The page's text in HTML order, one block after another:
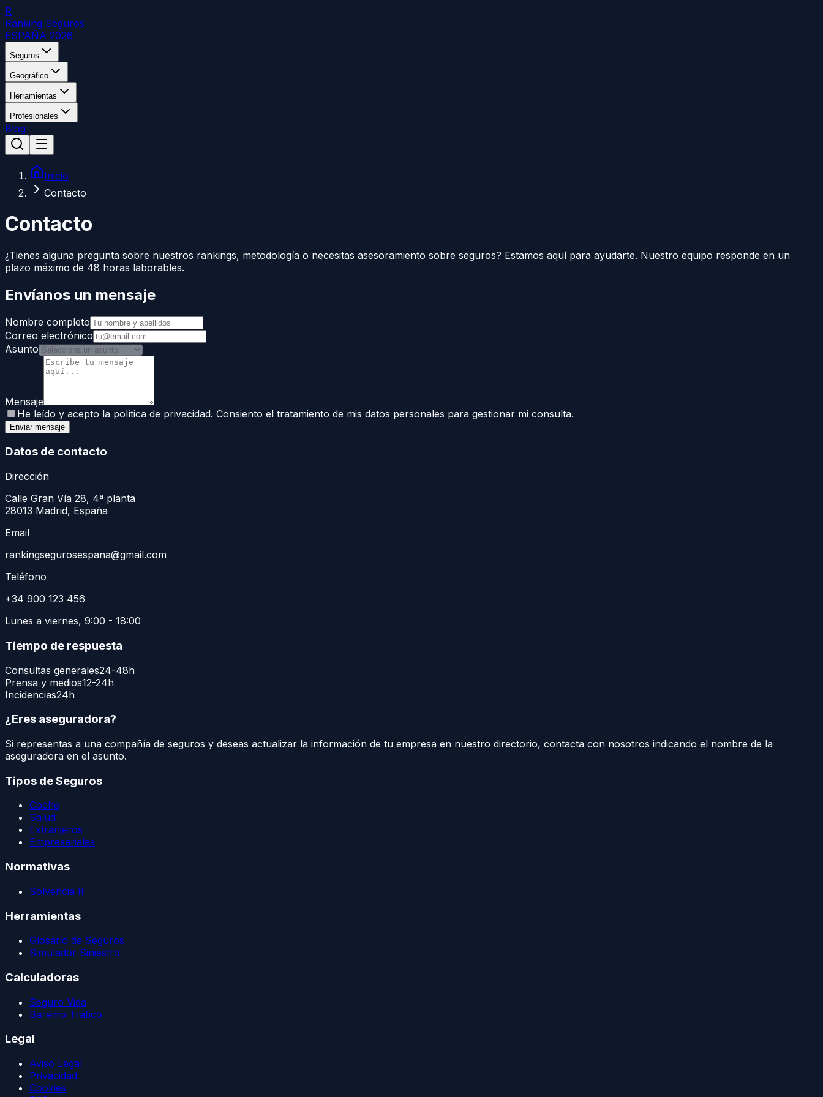
R
Ranking Seguros
ESPAÑA 2026
Seguros
Geográfico
Herramientas
Profesionales
Blog
Inicio
Contacto
Contacto
¿Tienes alguna pregunta sobre nuestros rankings, metodología o necesitas asesoramiento sobre seguros? Estamos aquí para ayudarte. Nuestro equipo responde en un
plazo máximo de 48 horas laborables.
Envíanos un mensaje
Nombre completo
Correo electrónico
Asunto
Mensaje
He leído y acepto la política de privacidad. Consiento el tratamiento de mis datos personales para gestionar mi consulta.
Enviar mensaje
Datos de contacto
Dirección
Calle Gran Vía 28, 4ª planta
28013 Madrid, España
Email
rankingsegurosespana@gmail.com
Teléfono
+34 900 123 456
Lunes a viernes, 9:00 - 18:00
Tiempo de respuesta
Consultas generales24-48h
Prensa y medios12-24h
Incidencias24h
¿Eres aseguradora?
Si representas a una compañía de seguros y deseas actualizar la información de tu empresa en nuestro directorio, contacta con nosotros indicando el nombre de la
aseguradora en el asunto.
Tipos de Seguros
Coche
Salud
Extranjeros
Empresariales
Normativas
Solvencia II
Herramientas
Glosario de Seguros
Simulador Siniestro
Calculadoras
Seguro Vida
Baremo Tráfico
Legal
Aviso Legal
Privacidad
Cookies